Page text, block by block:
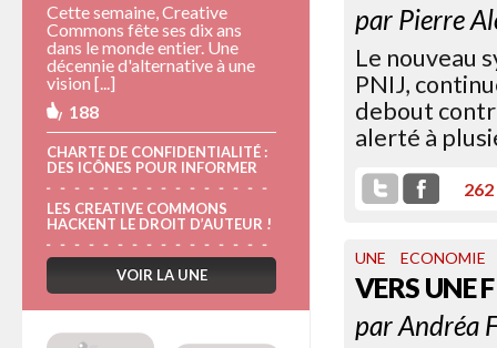
par Pierre
Le nouveau
PNIJ,
debout
alerté à
262
UNE ECONOMIE
VERS UNE
parAndréa
Cette semaine, Creative
Commons fête ses dix ans
dans le monde entier. Une
décennie d'alternative à une
vision [...]
188
CHARTE DE CONFIDENTIALITÉ :
DES ICÔNES POUR INFORMER
LES CREATIVE COMMONS
HACKENT LE DROIT D’AUTEUR !
VOIR LA UNE